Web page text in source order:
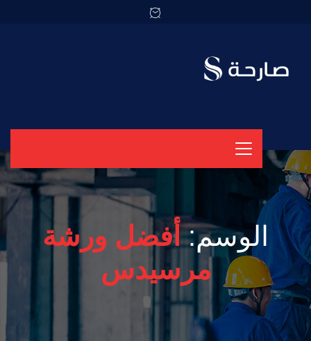
الوسم:أفضل ورشة
مرسيدس